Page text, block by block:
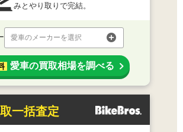
みとやり取りで完結。
愛車のメーカーを選択
愛車の買取相場を調べる
一括査定